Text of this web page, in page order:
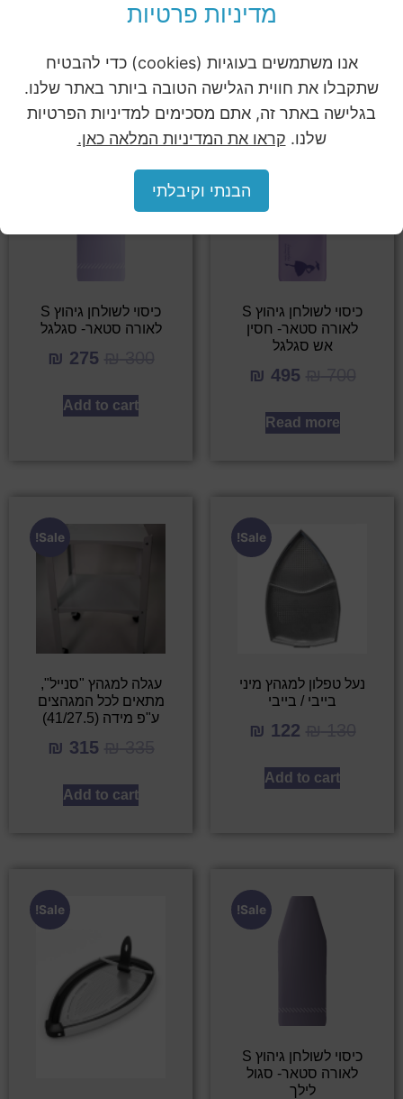
Related products
כיסוי לשולחן גיהוץ S
לאורה סטאר- חסין
אש סגלגל
₪ 495
Read more
כיסוי לשולחן גיהוץ S
לאורה סטאר- סגלגל
₪ 275
Add to cart
Sale!
נעל טפלון למגהץ מיני
בייבי / בייבי
₪ 122
Add to cart
Sale!
עגלה למגהץ "סנייל",
מתאים לכל המגהצים
ע"פ מידה (41/27.5)
₪ 315
Add to cart
Sale!
כיסוי לשולחן גיהוץ S
לאורה סטאר- סגול
לילך
Sale!
מדיניות פרטיות
אנו משתמשים בעוגיות (cookies) כדי להבטיח
שתקבלו את חווית הגלישה הטובה ביותר באתר שלנו.
בגלישה באתר זה, אתם מסכימים למדיניות הפרטיות
שלנו. קראו את המדיניות המלאה כאן.
הבנתי וקיבלתי